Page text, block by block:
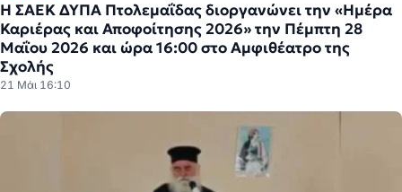
Η ΣΑΕΚ ΔΥΠΑ Πτολεμαΐδας διοργανώνει την «Ημέρα
Καριέρας και Αποφοίτησης 2026» την Πέμπτη 28
Μαΐου 2026 και ώρα 16:00 στο Αμφιθέατρο της
Σχολής
21 Μάι 16:10